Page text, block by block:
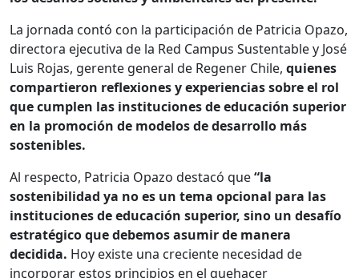
La jornada contó con la participación de Patricia Opazo,
directora ejecutiva de la Red Campus Sustentable y José
Luis Rojas, gerente general de Regener Chile, quienes
compartieron reflexiones y experiencias sobre el rol
que cumplen las instituciones de educación superior
en la promoción de modelos de desarrollo más
sostenibles.
Al respecto, Patricia Opazo destacó que“la
sostenibilidad ya no es un tema opcional para las
instituciones de educación superior, sino un desafío
estratégico que debemos asumir de manera
decidida. Hoy existe una creciente necesidad de
incorporar estos principios en el quehacer